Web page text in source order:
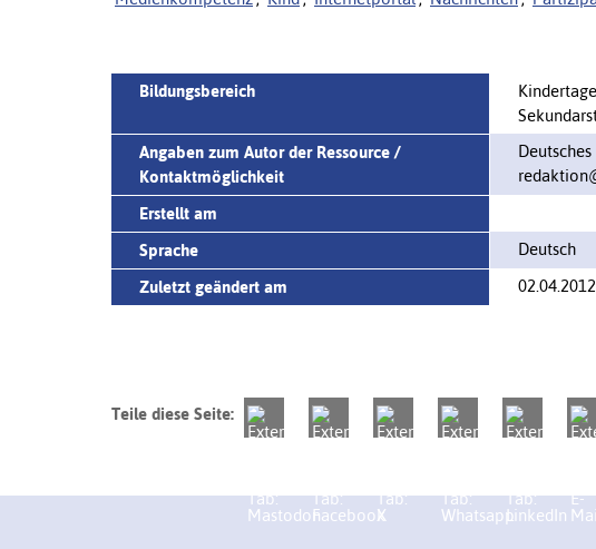
Bildungsbereich
Angaben zum Autor der Ressource /
Kontaktmöglichkeit
Erstellt am
Sprache
Deutsch
Zuletzt geändert am
02.04.2012
Teile diese Seite: